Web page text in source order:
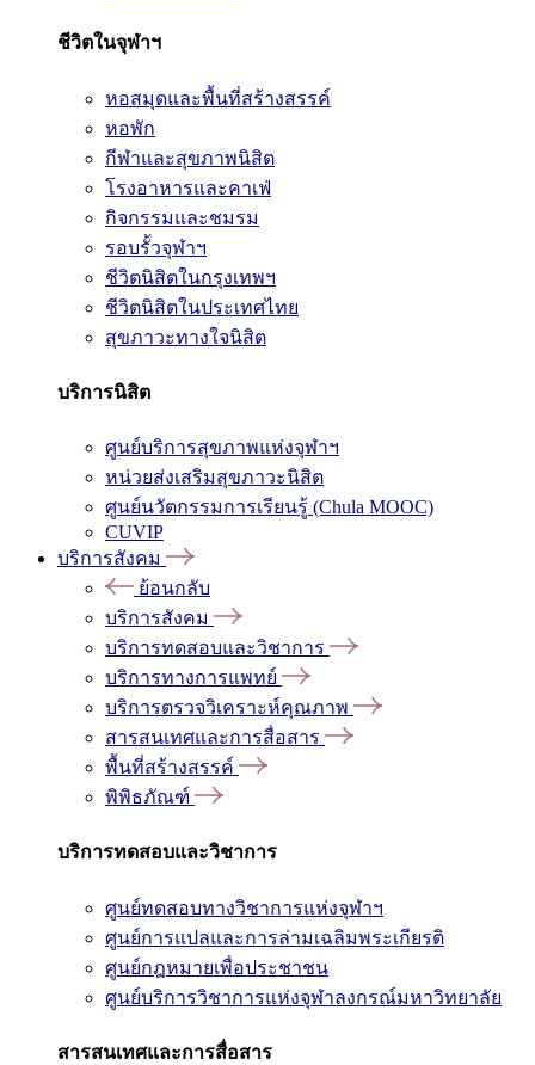
ชีวิตในจุฬาฯ
หอสมุดและพื้นที่สร้างสรรค์
หอพัก
กีฬาและสุขภาพนิสิต
โรงอาหารและคาเฟ่
กิจกรรมและชมรม
รอบรั้วจุฬาฯ
ชีวิตนิสิตในกรุงเทพฯ
ชีวิตนิสิตในประเทศไทย
สุขภาวะทางใจนิสิต
บริการนิสิต
ศูนย์บริการสุขภาพแห่งจุฬาฯ
หน่วยส่งเสริมสุขภาวะนิสิต
ศูนย์นวัตกรรมการเรียนรู้ (Chula MOOC)
CUVIP
บริการสังคม
ย้อนกลับ
บริการสังคม
บริการทดสอบและวิชาการ
บริการทางการแพทย์
บริการตรวจวิเคราะห์คุณภาพ
สารสนเทศและการสื่อสาร
พื้นที่สร้างสรรค์
พิพิธภัณฑ์
บริการทดสอบและวิชาการ
ศูนย์ทดสอบทางวิชาการแห่งจุฬาฯ
ศูนย์การแปลและการล่ามเฉลิมพระเกียรติ
ศูนย์กฎหมายเพื่อประชาชน
ศูนย์บริการวิชาการแห่งจุฬาลงกรณ์มหาวิทยาลัย
สารสนเทศและการสื่อสาร